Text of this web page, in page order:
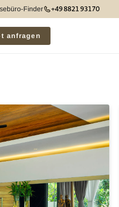
Finder +49 8821 93170
anfragen